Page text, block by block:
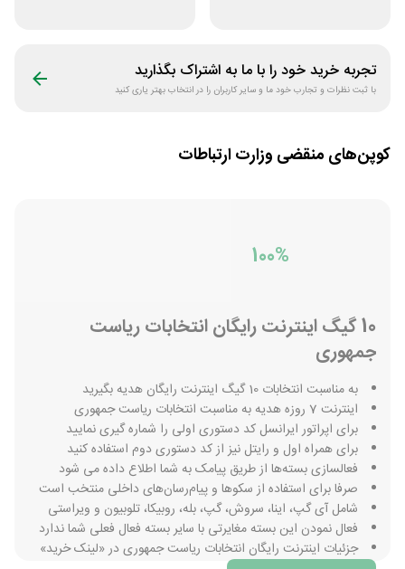
تجربه خرید خود را با ما به اشتراک بگذارید
با ثبت نظرات و تجارب خود ما و سایر کاربران را در انتخاب بهتر یاری کنید
کوپن‌های منقضی وزارت ارتباطات
100%
10 گیگ اینترنت رایگان انتخابات ریاست
جمهوری
به مناسبت انتخابات 10 گیگ اینترنت رایگان هدیه بگیرید
اینترنت 7 روزه هدیه به مناسبت انتخابات ریاست جمهوری
برای اپراتور ایرانسل کد دستوری اولی را شماره گیری نمایید
برای همراه اول و رایتل نیز از کد دستوری دوم استفاده کنید
فعالسازی بسته‌ها از طریق پیامک به شما اطلاع داده می شود
صرفا برای استفاده از سکوها و پیام‌رسان‌های داخلی منتخب است
شامل آی گپ، اینا، سروش، گپ، بله، روبیکا، تلوبیون و ویراستی
فعال نمودن این بسته مغایرتی با سایر بسته فعال فعلی شما ندارد
جزئیات اینترنت رایگان انتخابات ریاست جمهوری در «لینک خرید»